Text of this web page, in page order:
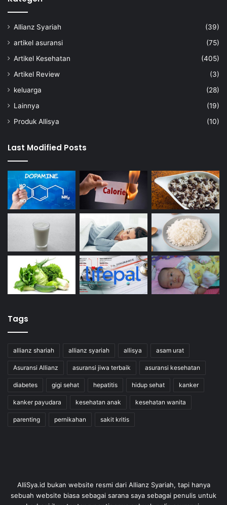
Allianz Syariah
(39)
artikel asuransi
(75)
Artikel Kesehatan
(405)
Artikel Review
(3)
keluarga
(28)
Lainnya
(19)
Produk Allisya
(10)
Last Modified Posts
Tags
allianz shariah allianz syariah allisya asam urat
Asuransi Allianz asuransi jiwa terbaik asuransi kesehatan
diabetes gigi sehat hepatitis hidup sehat kanker
kanker payudara kesehatan anak kesehatan wanita
parenting pernikahan sakit kritis
AlliSya.id bukan website resmi dari Allianz Syariah, tapi hanya
sebuah website biasa sebagai sarana saya sebagai penulis untuk